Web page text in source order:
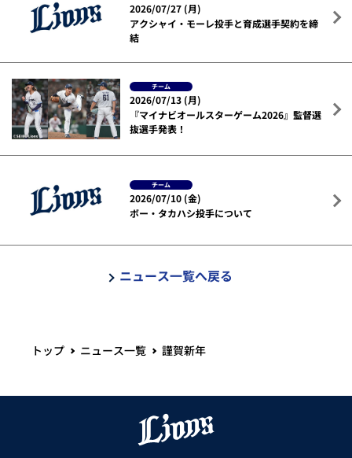
2026/07/27 (月)
アクシャイ・モーレ投手と育成選手契約を締
結
チーム
2026/07/13 (月)
『マイナビオールスターゲーム2026』監督選
抜選手発表！
チーム
2026/07/10 (金)
ボー・タカハシ投手について
ニュース一覧へ戻る
トップ ニュース一覧 謹賀新年